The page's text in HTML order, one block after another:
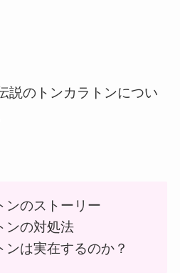
説のトンカラトンについ
ンのストーリー
ンの対処法
ンは実在するのか？